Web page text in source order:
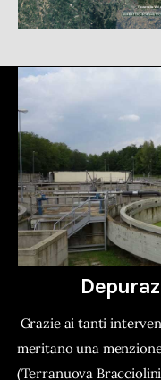
Grazie ai tanti
meritano una
(Terranuova